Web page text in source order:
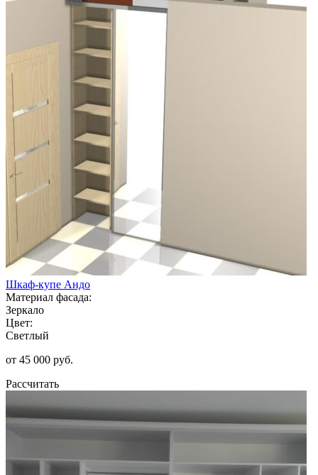
Шкаф-купе Андо
Материал фасада:
Зеркало
Цвет:
Светлый
от 45 000 руб.
Рассчитать